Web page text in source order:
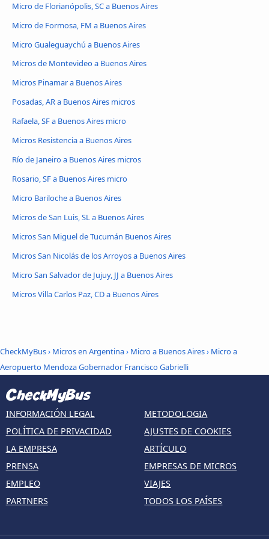
Micro de Florianópolis, SC a Buenos Aires
Micro de Formosa, FM a Buenos Aires
Micro Gualeguaychú a Buenos Aires
Micros de Montevideo a Buenos Aires
Micros Pinamar a Buenos Aires
Posadas, AR a Buenos Aires micros
Rafaela, SF a Buenos Aires micro
Micros Resistencia a Buenos Aires
Río de Janeiro a Buenos Aires micros
Rosario, SF a Buenos Aires micro
Micro Bariloche a Buenos Aires
Micros de San Luis, SL a Buenos Aires
Micros San Miguel de Tucumán Buenos Aires
Micros San Nicolás de los Arroyos a Buenos Aires
Micro San Salvador de Jujuy, JJ a Buenos Aires
Micros Villa Carlos Paz, CD a Buenos Aires
CheckMyBus› Micros en Argentina› Micro a Buenos Aires› Micro a
Aeropuerto Mendoza Gobernador Francisco Gabrielli
INFORMACIÓN LEGAL
POLÍTICA DE PRIVACIDAD
LA EMPRESA
PRENSA
EMPLEO
PARTNERS
METODOLOGIA
AJUSTES DE COOKIES
ARTÍCULO
EMPRESAS DE MICROS
VIAJES
TODOS LOS PAÍSES